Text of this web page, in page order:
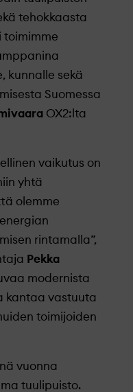
tehokkaasta
toimimme
kunnalle sekä
Suomessa
OX2:lta
vaikutus on
yhtä
olemme
rintamalla”,
Pekka
modernista
kantaa vastuuta
toimijoiden
vuonna
tuulipuisto.